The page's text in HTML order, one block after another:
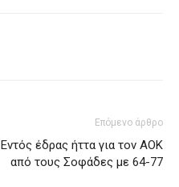
Επόμενο άρθρο
Εντός έδρας ήττα για τον ΑΟΚ
από τους Σοφάδες με 64-77